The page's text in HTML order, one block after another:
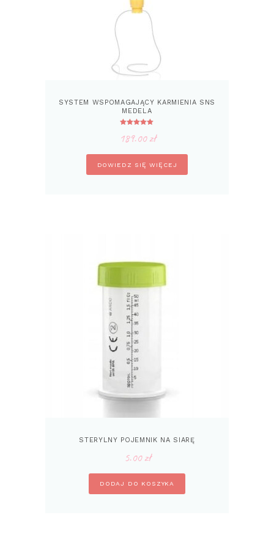
SYSTEM WSPOMAGAJĄCY KARMIENIA SNS
MEDELA
5.00
na 5
189.00zł
DOWIEDZ SIĘ WIĘCEJ
STERYLNY POJEMNIK NA SIARĘ
5.00zł
DODAJ DO KOSZYKA